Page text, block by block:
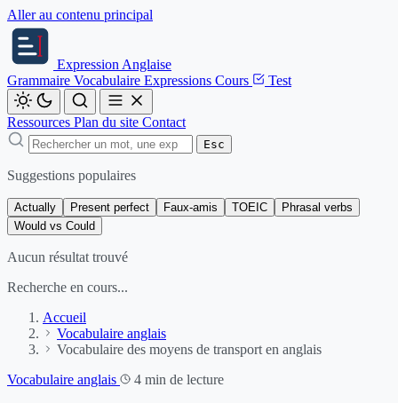
Aller au contenu principal
Expression Anglaise
Grammaire Vocabulaire Expressions Cours Test
Ressources Plan du site Contact
Esc
Suggestions populaires
Actually Present perfect Faux-amis TOEIC
Phrasal verbs
Would vs Could
Aucun résultat trouvé
Recherche en cours...
Accueil
Vocabulaire anglais
Vocabulaire des moyens de transport en anglais
Vocabulaire anglais
4 min de lecture